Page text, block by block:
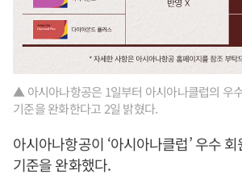
▲ 아시아나항공은 1일부터 아시아나클럽의 우
기준을 완화한다고 2일 밝혔다.
아시아나항공이 ‘아시아나클럽’ 우수
기준을 완화했다.